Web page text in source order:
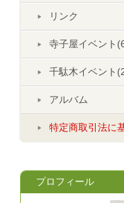
リンク
寺子屋イベント
千駄木イベント
アルバム
特定商取引法に
プロフィール